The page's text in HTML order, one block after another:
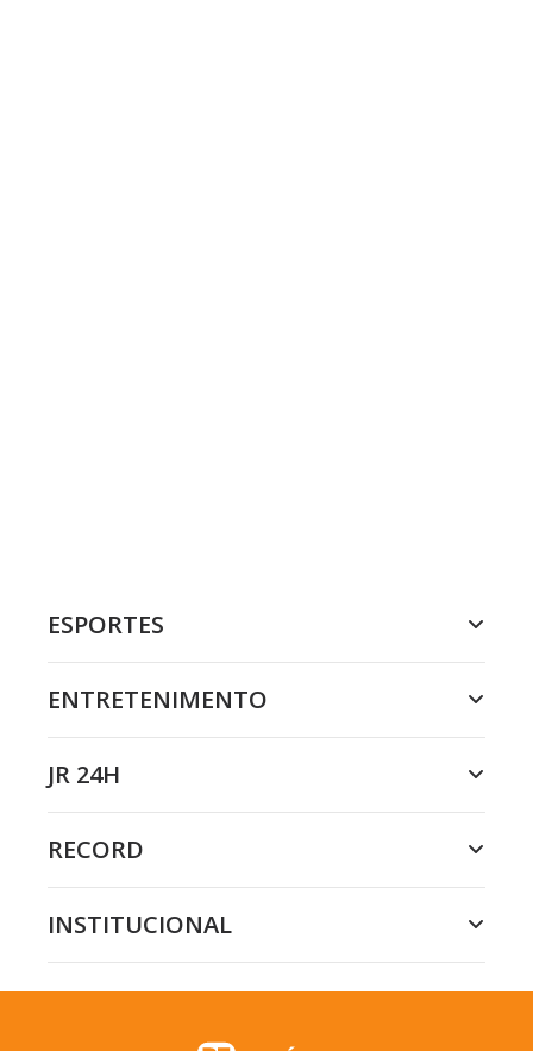
ESPORTES
ENTRETENIMENTO
JR 24H
RECORD
INSTITUCIONAL